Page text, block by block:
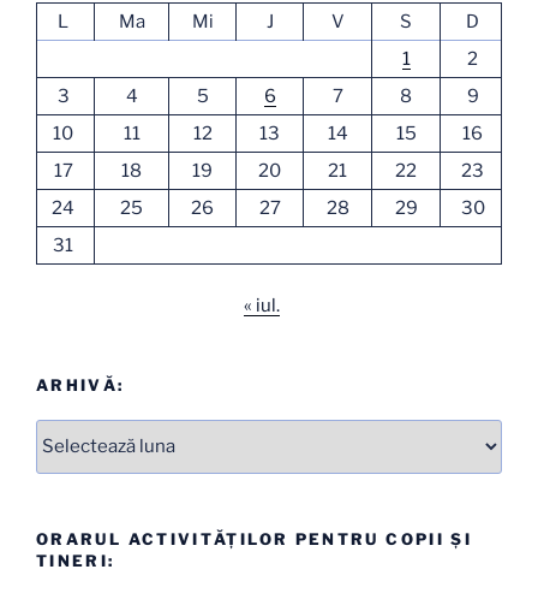
L
Ma Mi J V S
D
1
2
3
4 5 6 7 8
9
10
11 12 13 14 15
16
17
18 19 20 21 22
23
24
25 26 27 28 29
30
31
« iul.
ARHIVĂ:
ORARUL ACTIVITĂȚILOR PENTRU COPII ȘI
TINERI: